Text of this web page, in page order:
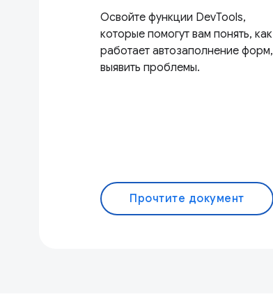
Освойте функции DevTools,
которые помогут вам понять, как
работает автозаполнение
выявить проблемы.
Прочтите документ